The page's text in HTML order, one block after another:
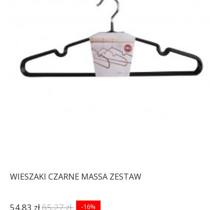
WIESZAKI CZARNE MASSA ZESTAW
54,83 zł65,27 zł -16%